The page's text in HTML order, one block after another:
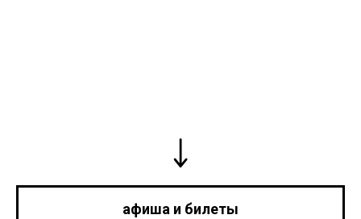
афиша и билеты